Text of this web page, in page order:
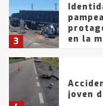
3
en la
joven